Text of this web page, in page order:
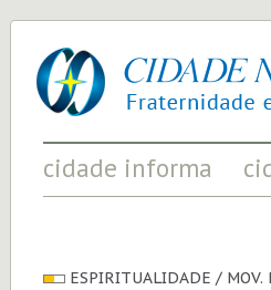
cidade
nova
UM
PROJETO
PELA
FRATERNIDADE
cidade informa
FATOS RELEVANTES PARA
ESPIRITUALIDADE / MOV.